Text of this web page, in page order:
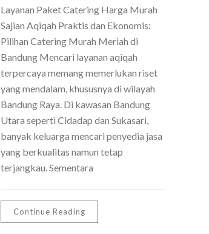
Layanan Paket Catering Harga Murah
Sajian Aqiqah Praktis dan Ekonomis:
Pilihan Catering Murah Meriah di
Bandung Mencari layanan aqiqah
terpercaya memang memerlukan riset
yang mendalam, khususnya di wilayah
Bandung Raya. Di kawasan Bandung
Utara seperti Cidadap dan Sukasari,
banyak keluarga mencari penyedia jasa
yang berkualitas namun tetap
terjangkau. Sementara
Continue Reading